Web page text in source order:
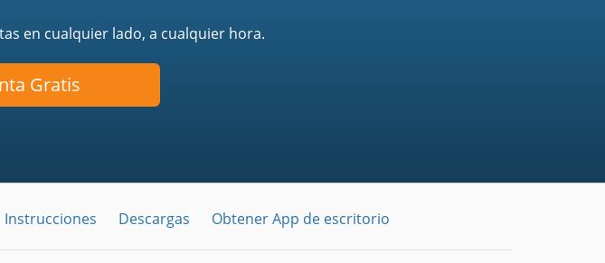
en cualquier lado, a cualquier hora.
Gratis
Instrucciones Descargas Obtener App de escritorio